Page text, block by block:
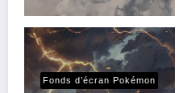
Fonds d’écran Pokémon